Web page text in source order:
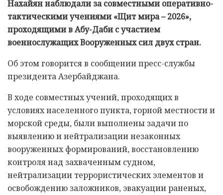
Нахайян наблюдали за совместными оперативно-
тактическими учениями «Щит мира – 2026»,
проходящими в Абу-Даби с участием
военнослужащих Вооруженных сил двух стран.
Об этом говорится в сообщении пресс-службы
президента Азербайджана.
В ходе совместных учений, проходящих в
условиях населенного пункта, горной местности и
морской среды, были выполнены задачи по
выявлению и нейтрализации незаконных
вооруженных формирований, восстановлению
контроля над захваченным судном,
нейтрализации террористических элементов и
освобождению заложников, эвакуации раненых,